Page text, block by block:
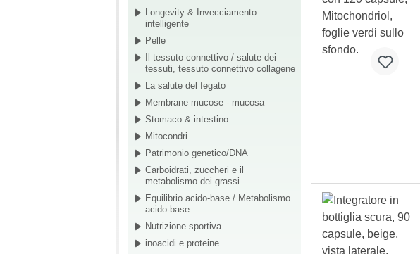
Longevity & Invecciamento
intelligente
Pelle
Il tessuto connettivo / salute dei
tessuti, tessuto connettivo collagene
La salute del fegato
Membrane mucose - mucosa
Stomaco & intestino
Mitocondri
Patrimonio genetico/DNA
Carboidrati, zuccheri e il
metabolismo dei grassi
Equilibrio acido-base / Metabolismo
acido-base
Nutrizione sportiva
inoacidi e proteine